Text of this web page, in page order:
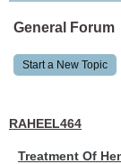
General Forum
Start a New Topic
RAHEEL464
Treatment Of